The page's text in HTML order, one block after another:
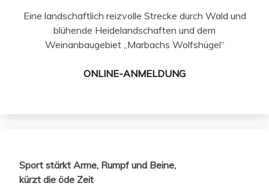
Eine landschaftlich reizvolle Strecke durch Wald und
blühende Heidelandschaften und dem
Weinanbaugebiet „Marbachs Wolfshügel“
ONLINE-ANMELDUNG
Sport stärkt Arme, Rumpf und Beine,
kürzt die öde Zeit